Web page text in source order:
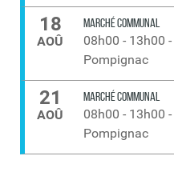
18
AOÛ
MARCHÉ COMMUNAL
08h00 - 13h00 -
Pompignac
21
AOÛ
MARCHÉ COMMUNAL
08h00 - 13h00 -
Pompignac